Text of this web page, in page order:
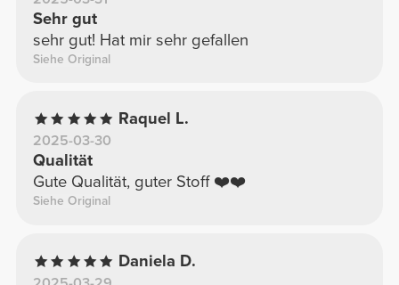
Sehr gut
sehr gut! Hat mir sehr gefallen
Siehe Original
Raquel L.
2025-03-30
Qualität
Gute Qualität, guter Stoff ❤️❤️
Siehe Original
Daniela D.